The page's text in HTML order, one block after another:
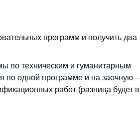
программ и получить два
по техническим и гуманитарным
по одной программе и на заочную
работ (разница будет